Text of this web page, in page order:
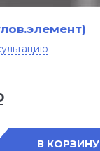
В КОРЗИНУ